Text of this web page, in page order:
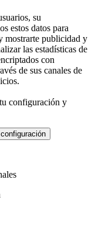
su
estos datos para
mostrarte publicidad y
las estadísticas de
con
de sus canales de
configuración y